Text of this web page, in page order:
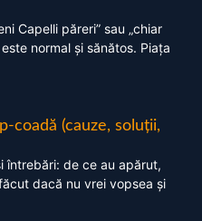
Capelli păreri” sau „chiar
normal și sănătos. Piața
coadă (cauze, soluții,
întrebări: de ce au apărut,
dacă nu vrei vopsea și